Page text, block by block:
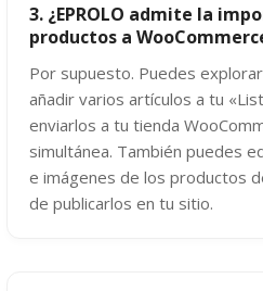
3. ¿EPROLO admite la
productos a
Por supuesto. Puedes
añadir varios artículos a tu
enviarlos a tu tienda
simultánea. También puedes
e imágenes de los productos
de publicarlos en tu sitio.